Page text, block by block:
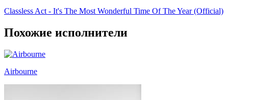
Classless Act - It's The Most Wonderful Time Of The Year (Official)
Похожие исполнители
Airbourne